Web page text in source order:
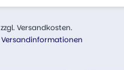
Versandkosten.
Versandinformationen